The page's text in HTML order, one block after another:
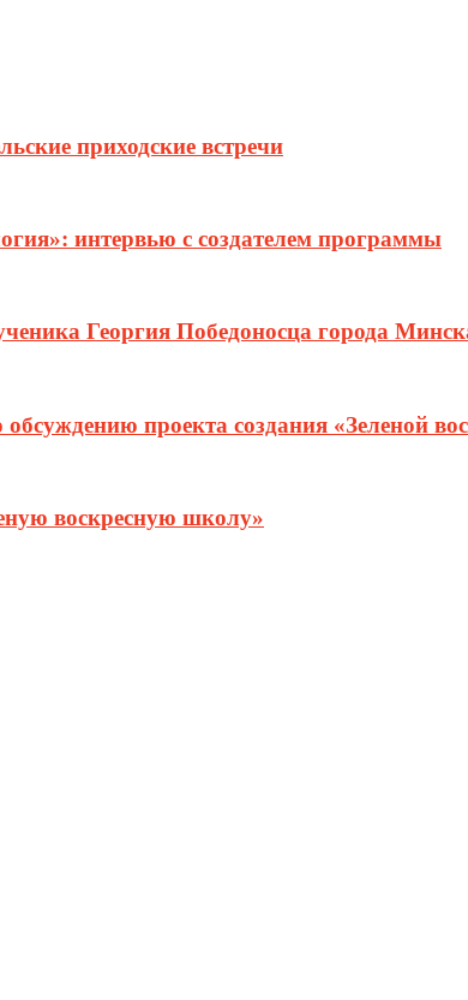
приходские встречи
интервью с создателем программы
Георгия Победоносца города
проекта создания «Зеленой
воскресную школу»